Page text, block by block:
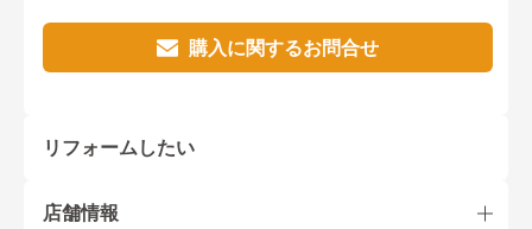
購入に関するお問合せ
リフォームしたい
店舗情報